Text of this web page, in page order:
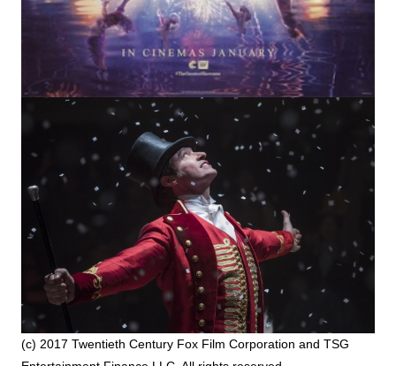
(c) 2017 Twentieth Century Fox Film Corporation and TSG